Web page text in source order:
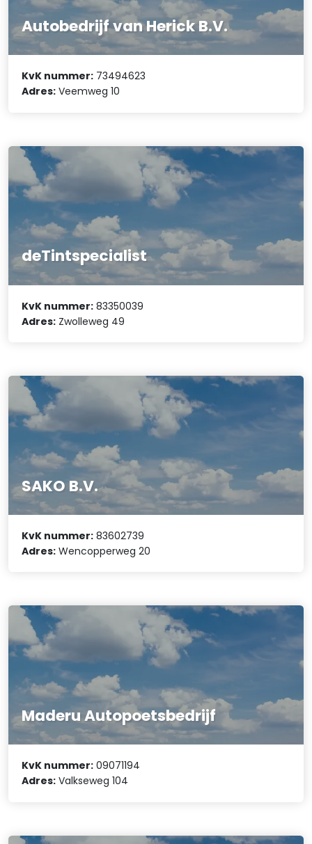
Autobedrijf van Herick B.V.
KvK nummer: 73494623
Adres: Veemweg 10
deTintspecialist
KvK nummer: 83350039
Adres: Zwolleweg 49
SAKO B.V.
KvK nummer: 83602739
Adres: Wencopperweg 20
Maderu Autopoetsbedrijf
KvK nummer: 09071194
Adres: Valkseweg 104